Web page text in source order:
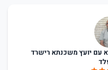
עם יועץ משכנתא רישרד